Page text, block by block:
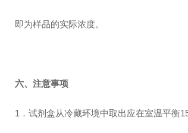
即为样品的实际浓度。
六、注意事项
1 ．试剂盒从冷藏环境中取出应在室温平衡